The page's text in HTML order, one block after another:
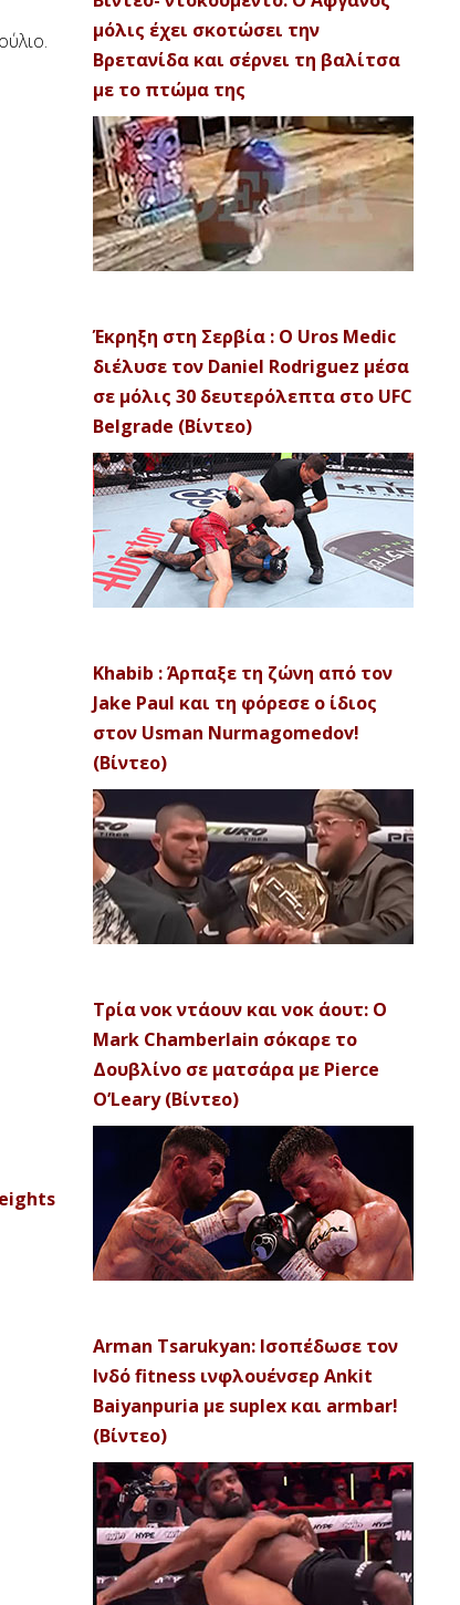
μόλις έχει σκοτώσει την
Βρετανίδα και σέρνει τη βαλίτσα
με το πτώμα της
Έκρηξη στη Σερβία : Ο Uros Medic
διέλυσε τον Daniel Rodriguez μέσα
σε μόλις 30 δευτερόλεπτα στο UFC
Belgrade (Βίντεο)
Khabib : Άρπαξε τη ζώνη από τον
Jake Paul και τη φόρεσε ο ίδιος
στον Usman Nurmagomedov!
(Βίντεο)
Τρία νοκ ντάουν και νοκ άουτ: Ο
Mark Chamberlain σόκαρε το
Δουβλίνο σε ματσάρα με Pierce
O’Leary (Βίντεο)
Arman Tsarukyan: Ισοπέδωσε τον
Ινδό fitness ινφλουένσερ Ankit
Baiyanpuria με suplex και armbar!
(Βίντεο)